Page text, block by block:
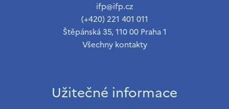
ifp@ifp.cz
(+420) 221 401 011
Štěpánská 35, 110 00 Praha 1
Všechny kontakty
Užitečné informace